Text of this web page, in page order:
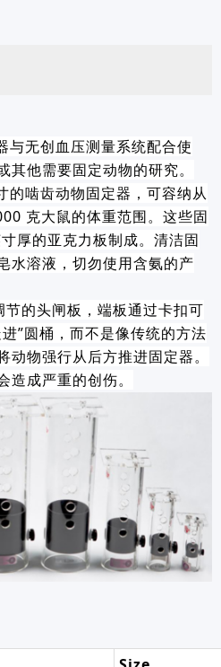
与无创血压测量系统配合使
他需要固定动物的研究。
的啮齿动物固定器，可容纳从
克大鼠的体重范围。这些固
厚的亚克力板制成。清洁固
水溶液，切勿使用含氨的产
的头闸板，端板通过卡扣可
”圆桶，而不是像传统的方法
物强行从后方推进固定器。
成严重的创伤。